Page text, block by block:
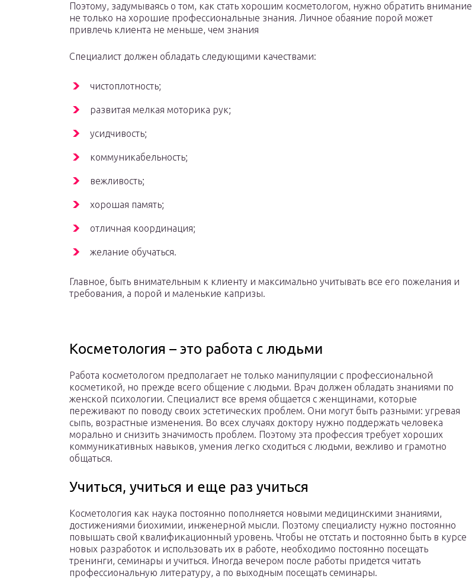
Поэтому, задумываясь о том, как стать хорошим косметологом, нужно обратить внимание
не только на хорошие профессиональные знания. Личное обаяние порой может
привлечь клиента не меньше, чем знания
Специалист должен обладать следующими качествами:
чистоплотность;
развитая мелкая моторика рук;
усидчивость;
коммуникабельность;
вежливость;
хорошая память;
отличная координация;
желание обучаться.
Главное, быть внимательным к клиенту и максимально учитывать все его пожелания и
требования, а порой и маленькие капризы.
Косметология – это работа с людьми
Работа косметологом предполагает не только манипуляции с профессиональной
косметикой, но прежде всего общение с людьми. Врач должен обладать знаниями по
женской психологии. Специалист все время общается с женщинами, которые
переживают по поводу своих эстетических проблем. Они могут быть разными: угревая
сыпь, возрастные изменения. Во всех случаях доктору нужно поддержать человека
морально и снизить значимость проблем. Поэтому эта профессия требует хороших
коммуникативных навыков, умения легко сходиться с людьми, вежливо и грамотно
общаться.
Учиться, учиться и еще раз учиться
Косметология как наука постоянно пополняется новыми медицинскими знаниями,
достижениями биохимии, инженерной мысли. Поэтому специалисту нужно постоянно
повышать свой квалификационный уровень. Чтобы не отстать и постоянно быть в курсе
новых разработок и использовать их в работе, необходимо постоянно посещать
тренинги, семинары и учиться. Иногда вечером после работы придется читать
профессиональную литературу, а по выходным посещать семинары.